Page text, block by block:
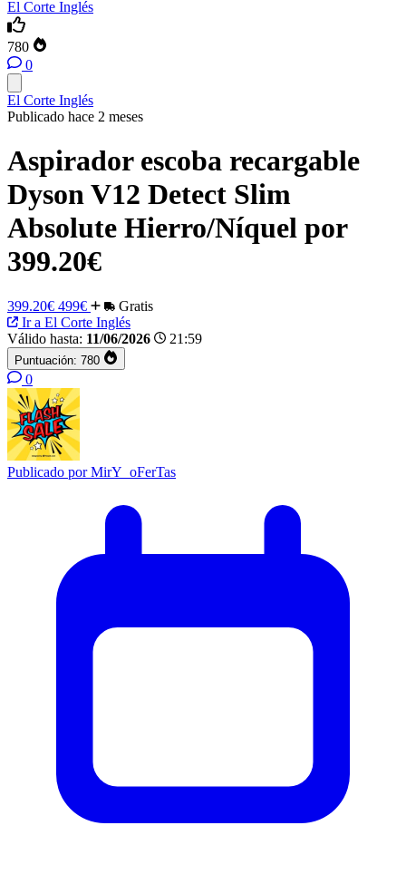
El Corte Inglés
780
0
El Corte Inglés
Publicado hace 2 meses
Aspirador escoba recargable
Dyson V12 Detect Slim
Absolute Hierro/Níquel por
399.20€
399.20€ 499€
Gratis
Ir a El Corte Inglés
Válido hasta: 11/06/2026 21:59
Puntuación: 780
0
Publicado porMirY_oFerTas